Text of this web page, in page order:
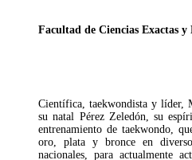
Facultad de Ciencias Exactas y
Científica, taekwondista y líder,
su natal Pérez Zeledón, su
entrenamiento de taekwondo,
oro, plata y bronce en
nacionales, para actualmente